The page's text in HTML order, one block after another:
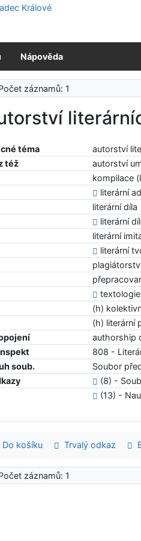
Nápověda
záznamů: 1
téma
autorství
též
autorství
kompilace
literární
literární díla
literární
literární
literární
textologie
(h)
(h) literární
authorship
808 -
soub.
Soubor
(8) -
(13) -
Do košíku Trvalý odkaz
záznamů: 1